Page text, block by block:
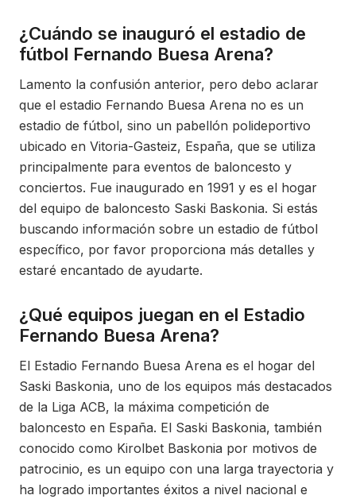
¿Cuándo se inauguró el estadio de
fútbol Fernando Buesa Arena?
Lamento la confusión anterior, pero debo aclarar
que el estadio Fernando Buesa Arena no es un
estadio de fútbol, sino un pabellón polideportivo
ubicado en Vitoria-Gasteiz, España, que se utiliza
principalmente para eventos de baloncesto y
conciertos. Fue inaugurado en 1991 y es el hogar
del equipo de baloncesto Saski Baskonia. Si estás
buscando información sobre un estadio de fútbol
específico, por favor proporciona más detalles y
estaré encantado de ayudarte.
¿Qué equipos juegan en el Estadio
Fernando Buesa Arena?
El Estadio Fernando Buesa Arena es el hogar del
Saski Baskonia, uno de los equipos más destacados
de la Liga ACB, la máxima competición de
baloncesto en España. El Saski Baskonia, también
conocido como Kirolbet Baskonia por motivos de
patrocinio, es un equipo con una larga trayectoria y
ha logrado importantes éxitos a nivel nacional e